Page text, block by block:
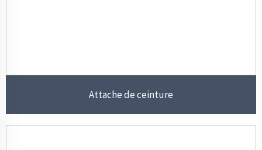
Attache de ceinture